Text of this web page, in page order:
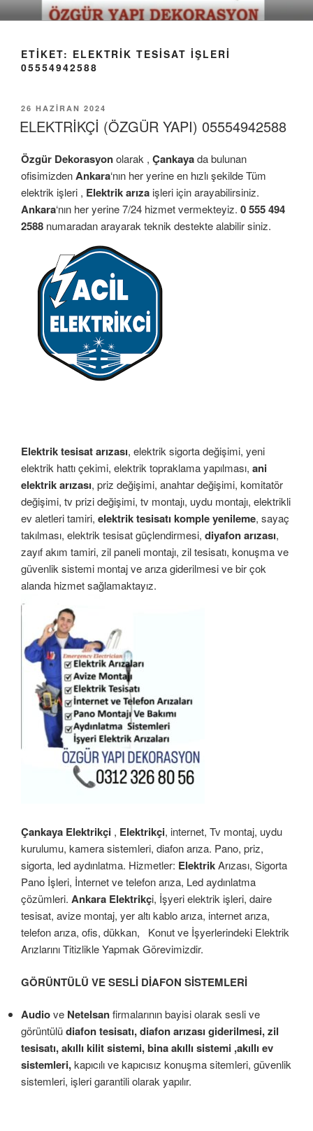
İçeriğe
geç
ETIKET: ELEKTRIK TESISAT IŞLERI
05554942588
YAYIM
TARIHI
26 HAZIRAN 2024
ELEKTRİKÇİ (ÖZGÜR YAPI) 05554942588
Özgür Dekorasyonolarak , Çankayada bulunan
ofisimizdenAnkara‘nın her yerine en hızlı şekilde Tüm
elektrik işleri , Elektrik arıza işleri için arayabilirsiniz.
Ankara‘nın her yerine 7/24 hizmet vermekteyiz. 0 555 494
2588 numaradan arayarak teknik destekte alabilir siniz.
Elektrik tesisat arızası, elektrik sigorta değişimi, yeni
elektrik hattı çekimi, elektrik topraklama yapılması, ani
elektrik arızası, priz değişimi, anahtar değişimi, komitatör
değişimi, tv prizi değişimi, tv montajı, uydu montajı, elektrikli
ev aletleri tamiri, elektrik tesisatı komple yenileme, sayaç
takılması, elektrik tesisat güçlendirmesi, diyafon arızası,
zayıf akım tamiri, zil paneli montajı, zil tesisatı, konuşma ve
güvenlik sistemi montaj ve arıza giderilmesi ve bir çok
alanda hizmet sağlamaktayız.
Çankaya Elektrikçi , Elektrikçi, internet, Tv montaj, uydu
kurulumu, kamera sistemleri, diafon arıza. Pano, priz,
sigorta, led aydınlatma. Hizmetler: ElektrikArızası, Sigorta
Pano İşleri, İnternet ve telefon arıza, Led aydınlatma
çözümleri. Ankara Elektrikçi, İşyeri elektrik işleri, daire
tesisat, avize montaj, yer altı kablo arıza, internet arıza,
telefon arıza, ofis, dükkan,
Konut ve İşyerlerindeki Elektrik
Arızlarını Titizlikle Yapmak Görevimizdir.
GÖRÜNTÜLÜ VE SESLİ DİAFON SİSTEMLERİ
Audiove Netelsanfirmalarının bayisi olarak sesli ve
görüntülüdiafon tesisatı, diafon arızası giderilmesi, zil
tesisatı, akıllı kilit sistemi, bina akıllı sistemi ,akıllı ev
sistemleri,kapıcılı ve kapıcısız konuşma sitemleri, güvenlik
sistemleri, işleri garantili olarak yapılır.